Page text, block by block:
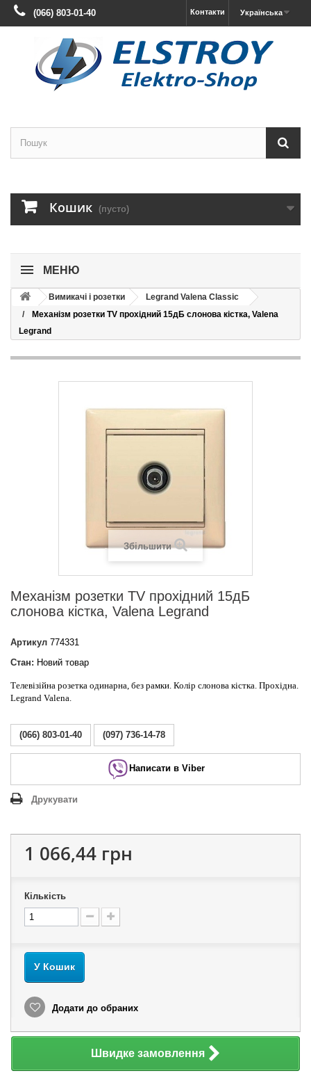
Українська
Контакти
(066) 803-01-40
Кошик (пусто)
МЕНЮ
Вимикачі і розетки
Legrand Valena Classic
Механізм розетки TV прохідний 15дБ слонова кістка, Valena
Legrand
Збільшити
Механізм розетки TV прохідний 15дБ
слонова кістка, Valena Legrand
Артикул 774331
Стан: Новий товар
Телевізійна розетка одинарна, без рамки. Колір слонова кістка. Прохідна.
Legrand Valena.
(066) 803-01-40 (097) 736-14-78
Написати в Viber
Друкувати
1 066,44 грн
Кількість
У Кошик
Додати до обраних
Швидке замовлення